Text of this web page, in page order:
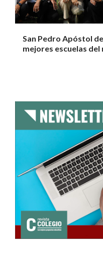
San Pedro Apóstol
mejores escuelas del